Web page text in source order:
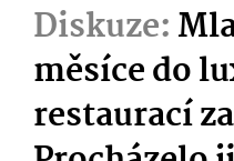
Diskuze:
měsíce do
restaurací